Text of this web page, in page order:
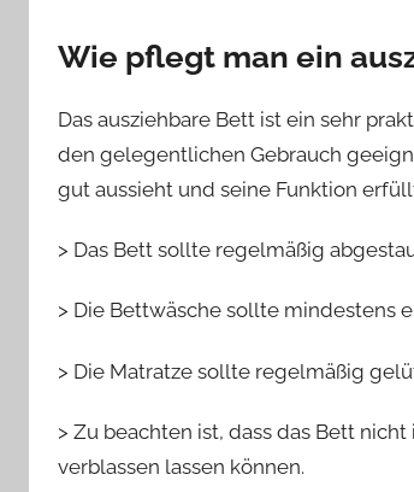
Wie pflegt man ein
Das ausziehbare Bett ist ein sehr
den gelegentlichen Gebrauch
gut aussieht und seine Funktion
> Das Bett sollte regelmäßig
> Die Bettwäsche sollte mindestens
> Die Matratze sollte regelmäßig
> Zu beachten ist, dass das Bett
verblassen lassen können.